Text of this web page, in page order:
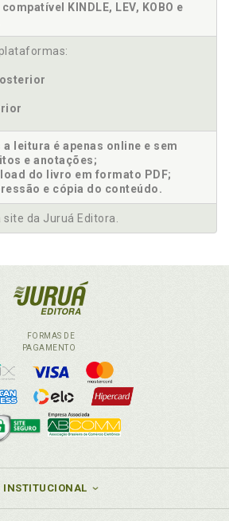
compatível KINDLE, LEV, KOBO e
leitura é apenas online e sem
e anotações;
do livro em formato PDF;
e cópia do conteúdo.
da Juruá Editora.
FORMAS DE
PAGAMENTO
INSTITUCIONAL